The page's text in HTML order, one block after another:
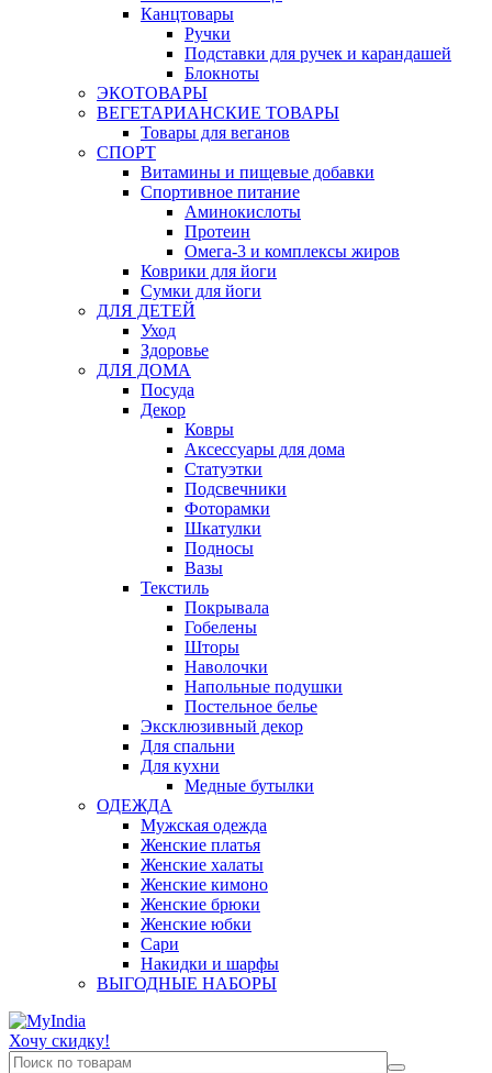
Канцтовары
Ручки
Подставки для ручек и карандашей
Блокноты
ЭКОТОВАРЫ
ВЕГЕТАРИАНСКИЕ ТОВАРЫ
Товары для веганов
СПОРТ
Витамины и пищевые добавки
Спортивное питание
Аминокислоты
Протеин
Омега-3 и комплексы жиров
Коврики для йоги
Сумки для йоги
ДЛЯ ДЕТЕЙ
Уход
Здоровье
ДЛЯ ДОМА
Посуда
Декор
Ковры
Аксессуары для дома
Статуэтки
Подсвечники
Фоторамки
Шкатулки
Подносы
Вазы
Текстиль
Покрывала
Гобелены
Шторы
Наволочки
Напольные подушки
Постельное белье
Эксклюзивный декор
Для спальни
Для кухни
Медные бутылки
ОДЕЖДА
Мужская одежда
Женские платья
Женские халаты
Женские кимоно
Женские брюки
Женские юбки
Сари
Накидки и шарфы
ВЫГОДНЫЕ НАБОРЫ
Хочу скидку!